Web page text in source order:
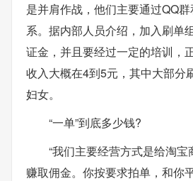
是并肩作战，他们主要通过QQ
系。据内部人员介绍，加入刷单
证金，并且要经过一定的培训，
收入大概在4到5元，其中大部分
妇女。
“一单”到底多少钱?
“我们主要经营方式是给淘
赚取佣金。你按要求拍单，和你